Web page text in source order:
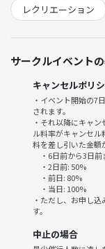
・はじめての方も安心
ンバーがルールを一
・「ゲーム自体が初
レッシュしたい」方に
・10種以上のカード＆
⚠️注意事項⚠️
下記の行為はご遠慮く
・勧誘・営業・告知
・過度なナンパ行為
・開催内容や風景写
サークルやイベント
ただけない方や運営
は、参加をお断りす
「ゲームってどんな
レクリエーション
サークルイベント
キャンセルポリ
・イベント開始の7
されます。
・それ以降にキャ
ル料率がキャンセ
料を差し引いた金額
・6日前から3日前
・2日前: 50%
・前日: 80%
・当日: 100%
・ただし、お申し
す。
中止の場合